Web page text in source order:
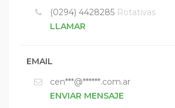
(0294) 4428285 Rotativas
LLAMAR
EMAIL
cen***@******.com.ar
ENVIAR MENSAJE